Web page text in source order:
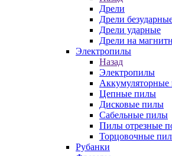
Дрели
Дрели
Дрели ударные
Дрели на
Электропилы
Назад
Электропилы
Цепные пилы
Дисковые пилы
Сабельные пилы
Пилы отрезные
Торцовочные
Рубанки